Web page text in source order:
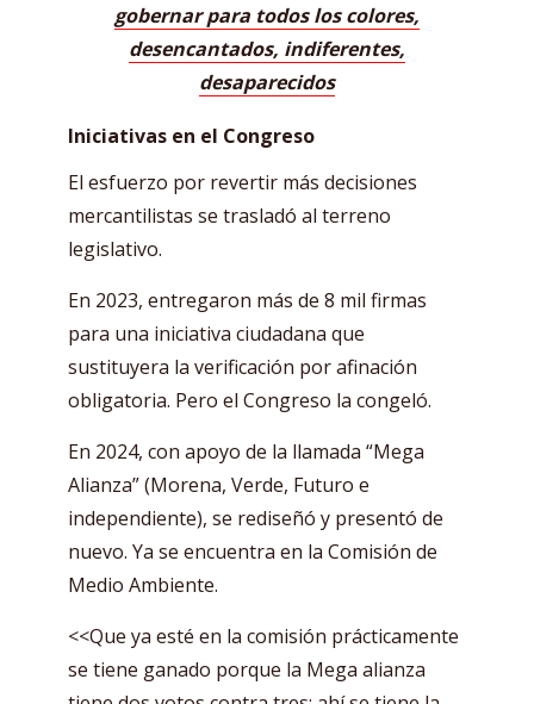
gobernar para todos los colores,
desencantados, indiferentes,
desaparecidos
Iniciativas en el Congreso
El esfuerzo por revertir más decisiones
mercantilistas se trasladó al terreno
legislativo.
En 2023, entregaron más de 8 mil firmas
para una iniciativa ciudadana que
sustituyera la verificación por afinación
obligatoria. Pero el Congreso la congeló.
En 2024, con apoyo de la llamada “Mega
Alianza” (Morena, Verde, Futuro e
independiente), se rediseñó y presentó de
nuevo. Ya se encuentra en la Comisión de
Medio Ambiente.
<<Que ya esté en la comisión prácticamente
se tiene ganado porque la Mega alianza